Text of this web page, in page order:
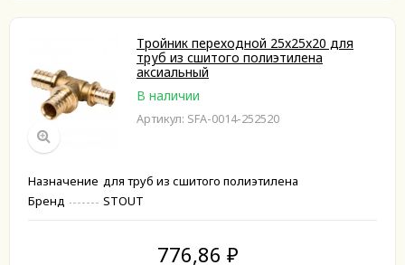
Тройник переходной 25x25x20 для
труб из сшитого полиэтилена
аксиальный
В наличии
Артикул: SFA-0014-252520
Назначение для труб из сшитого полиэтилена
Бренд
STOUT
776,86 ₽